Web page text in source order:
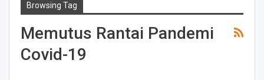
Browsing Tag
Memutus Rantai Pandemi
Covid-19